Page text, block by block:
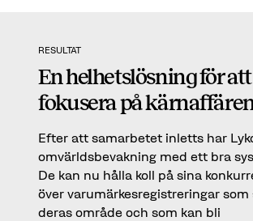
RESULTAT
En helhetslösning för
fokusera på
Efter att samarbetet inletts har
omvärldsbevakning med ett bra
De kan nu hålla koll på sina
över varumärkesregistreringar som
deras område och som kan bli